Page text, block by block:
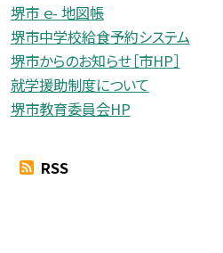
堺市 ｅ- 地図帳
堺市中学校給食予約システム
堺市からのお知らせ［市HP］
就学援助制度について
堺市教育委員会HP
RSS